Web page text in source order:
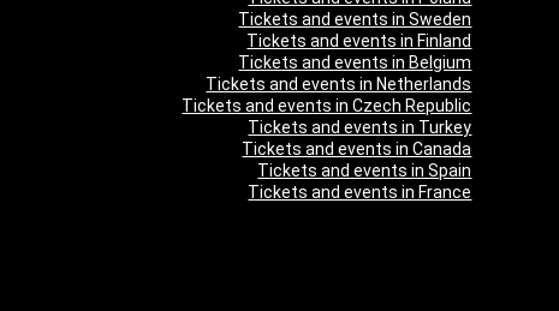
Tickets and events in Sweden
Tickets and events in Finland
Tickets and events in Belgium
Tickets and events in Netherlands
Tickets and events in Czech Republic
Tickets and events in Turkey
Tickets and events in Canada
Tickets and events in Spain
Tickets and events in France